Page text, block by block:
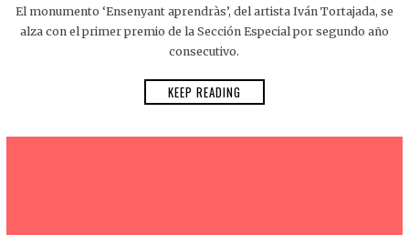
Z
O
El monumento ‘Ensenyant aprendràs’, del artista Iván Tortajada, se
alza con el primer premio de la Sección Especial por segundo año
consecutivo.
KEEP READING